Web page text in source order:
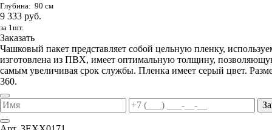
Глубина: 90 см
9 333 руб.
за 1шт.
Заказать
Чашковый пакет представляет собой цельную пленку,
изготовлена из ПВХ, имеет оптимальную толщину,
самым увеличивая срок службы. Пленка имеет серый цвет.
360.